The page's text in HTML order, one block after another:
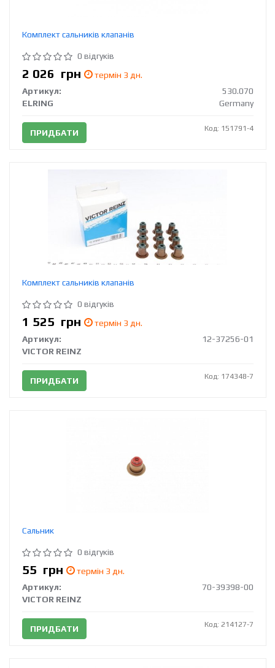
Комплект сальників клапанів
0 відгуків
2 026 грн
термін 3 дн.
Артикул:
530.070
ELRING
Germany
ПРИДБАТИ Код: 151791-4
Комплект сальників клапанів
0 відгуків
1 525 грн
термін 3 дн.
Артикул:
12-37256-01
VICTOR REINZ
ПРИДБАТИ Код: 174348-7
Сальник
0 відгуків
55 грн
термін 3 дн.
Артикул:
70-39398-00
VICTOR REINZ
ПРИДБАТИ Код: 214127-7